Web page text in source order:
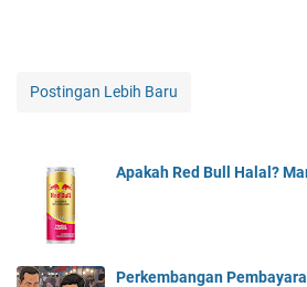
Postingan Lebih Baru
Apakah Red Bull Halal?
Perkembangan